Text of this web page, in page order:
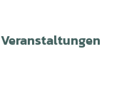
Veranstaltungen